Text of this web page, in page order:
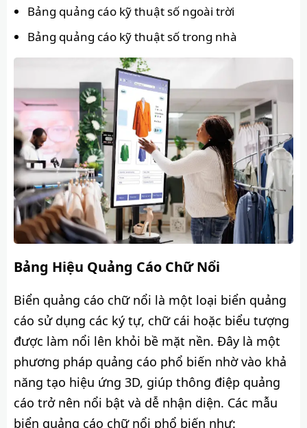
Bảng quảng cáo kỹ thuật số ngoài trời
Bảng quảng cáo kỹ thuật số trong nhà
Bảng Hiệu Quảng Cáo Chữ Nổi
Biển quảng cáo chữ nổi là một loại biển quảng
cáo sử dụng các ký tự, chữ cái hoặc biểu tượng
được làm nổi lên khỏi bề mặt nền. Đây là một
phương pháp quảng cáo phổ biến nhờ vào khả
năng tạo hiệu ứng 3D, giúp thông điệp quảng
cáo trở nên nổi bật và dễ nhận diện. Các mẫu
biển quảng cáo chữ nổi phổ biến như: